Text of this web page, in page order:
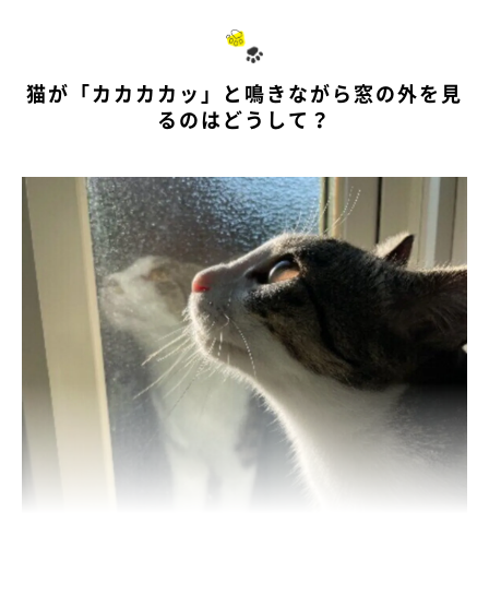
猫が「カカカカッ」と鳴きながら窓の外を見
るのはどうして？